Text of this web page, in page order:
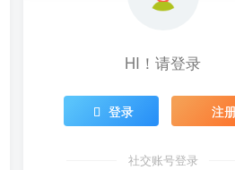
HI！请登录
登录 注
社交账号登录